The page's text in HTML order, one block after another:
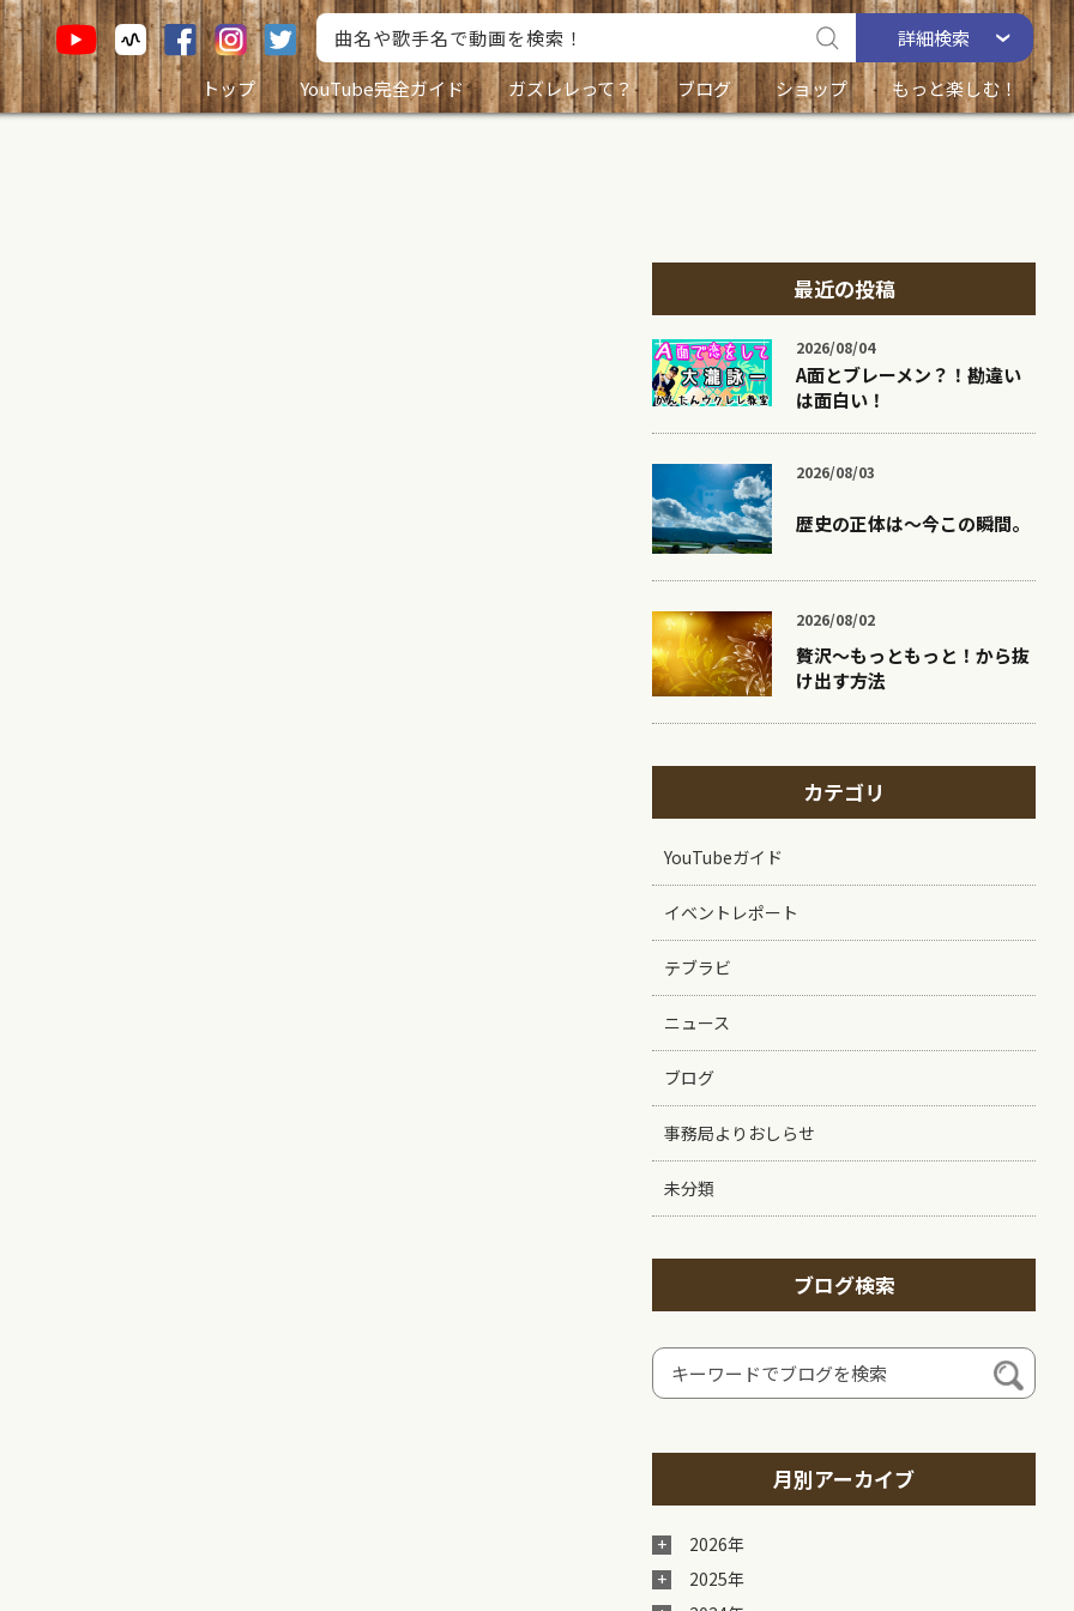
詳細検索
トップ
YouTube完全ガイド ガズレレって？ ブログ ショップ もっと楽しむ！
最近の投稿
2026/08/04
A面とブレーメン？！勘違い
は面白い！
2026/08/03
歴史の正体は〜今この瞬間。
2026/08/02
贅沢〜もっともっと！から抜
け出す方法
カテゴリ
YouTubeガイド
イベントレポート
テブラビ
ニュース
ブログ
事務局よりおしらせ
未分類
ブログ検索
月別アーカイブ
2026年
2025年